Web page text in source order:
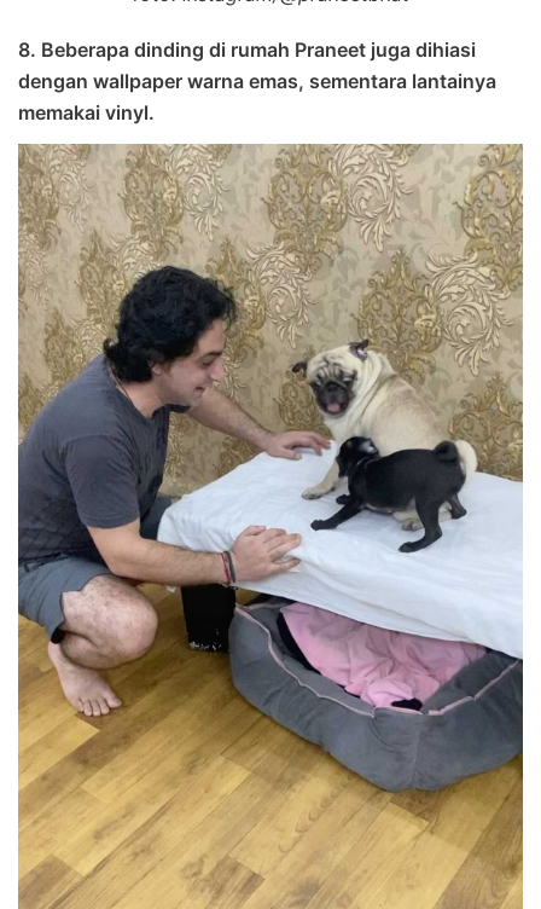
8. Beberapa dinding di rumah Praneet juga dihiasi
dengan wallpaper warna emas, sementara lantainya
memakai vinyl.